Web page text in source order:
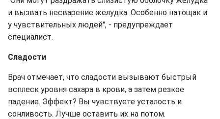
и вызвать несварение желудка. Особенно натощак и
у чувствительных людей", - предупреждает
специалист.
Сладости
Врач отмечает, что сладости вызывают быстрый
всплеск уровня сахара в крови, а затем резкое
падение. Эффект? Вы чувствуете усталость и
сонливость. Лучше оставить их на потом.